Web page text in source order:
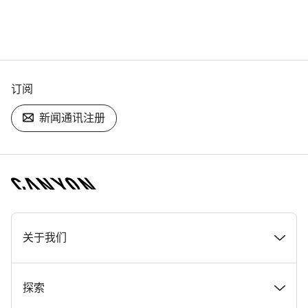
订阅
新闻通讯注册
[footer.linksList.title]
关于我们
奖项
探索